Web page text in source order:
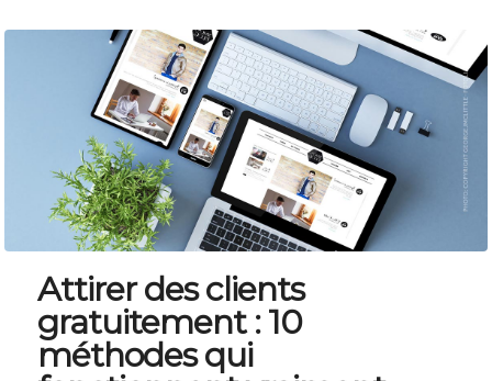
Attirer des clients
gratuitement : 10
méthodes qui